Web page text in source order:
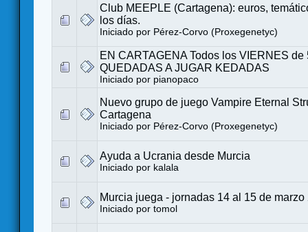
Club MEEPLE (Cartagena): euros,
los días.
Iniciado por Pérez-Corvo (Proxegenetyc)
EN CARTAGENA Todos los VIERNES de
QUEDADAS A JUGAR KEDADAS
Iniciado por pianopaco
Nuevo grupo de juego Vampire Eternal
Cartagena
Iniciado por Pérez-Corvo (Proxegenetyc)
Ayuda a Ucrania desde Murcia
Iniciado por kalala
Murcia juega - jornadas 14 al 15 de marzo
Iniciado por tomol